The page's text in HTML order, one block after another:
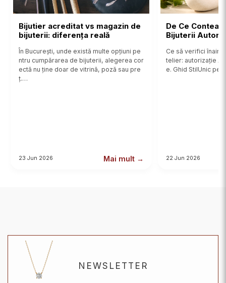
Bijutier acreditat vs magazin de
bijuterii: diferența reală
În București, unde există multe opțiuni pe
ntru cumpărarea de bijuterii, alegerea cor
ectă nu ține doar de vitrină, poză sau pre
ț.…
23 Jun 2026 Mai mult →
De Ce
Bijuterii
Ce să verifici
telier: autorizație
e. Ghid StilUnic
22 Jun 2026
NEWSLETTER